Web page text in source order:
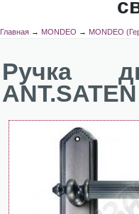
Главная→ MONDEO → MONDEO
Ручка
ANT.SATEN